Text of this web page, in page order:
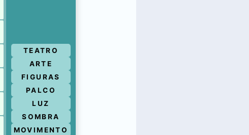
TEATRO
ARTE
FIGURAS
PALCO
LUZ
SOMBRA
MOVIMENTO